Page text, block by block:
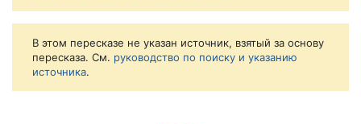
В этом пересказе не указан источник, взятый за основу
пересказа. См. руководство по поиску и указанию
источника.